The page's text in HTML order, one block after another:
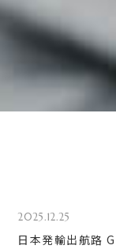
2025.12.25
日本発輸出航路